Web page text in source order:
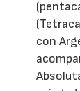
con